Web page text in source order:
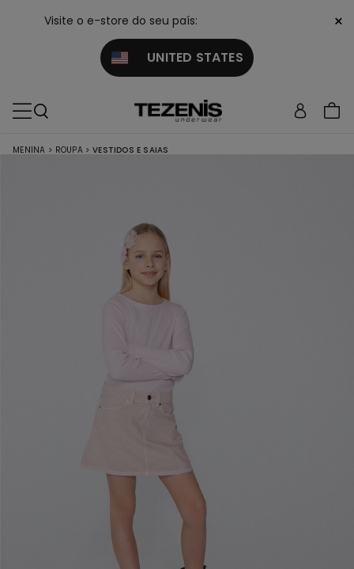
Visite o e-store do seu país:
UNITED STATES
×
MENINA > ROUPA > VESTIDOS E SAIAS